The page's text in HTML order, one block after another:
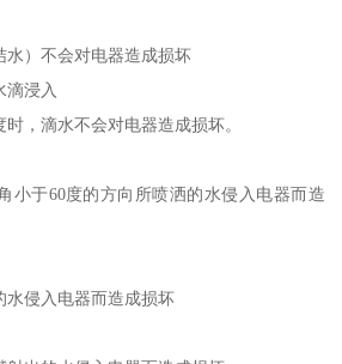
水）不会对电器造成损坏
滴浸入
，滴水不会对电器造成损坏。
小于60度的方向所喷洒的水侵入电器而造
水侵入电器而造成损坏